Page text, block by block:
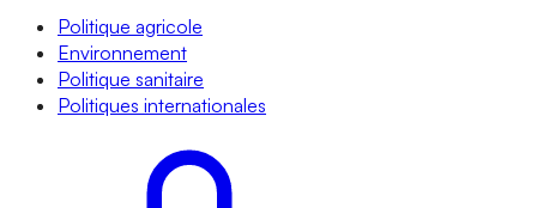
Politique agricole
Environnement
Politique sanitaire
Politiques internationales